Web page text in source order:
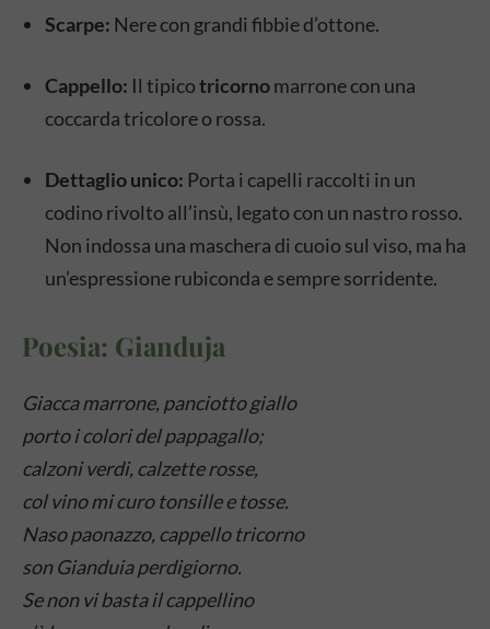
Scarpe: Nere con grandi fibbie d’ottone.
Cappello: Il tipicotricornomarrone con una
coccarda tricolore o rossa.
Dettaglio unico: Porta i capelli raccolti in un
codino rivolto all’insù, legato con un nastro rosso.
Non indossa una maschera di cuoio sul viso, ma ha
un’espressione rubiconda e sempre sorridente.
Poesia: Gianduja
Giacca marrone, panciotto giallo
porto i colori del pappagallo;
calzoni verdi, calzette rosse,
col vino mi curo tonsille e tosse.
Naso paonazzo, cappello tricorno
son Gianduia perdigiorno.
Se non vi basta il cappellino